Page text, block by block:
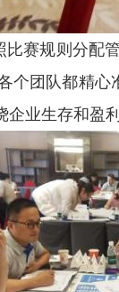
赛规则分
团队都精
业生存和盈